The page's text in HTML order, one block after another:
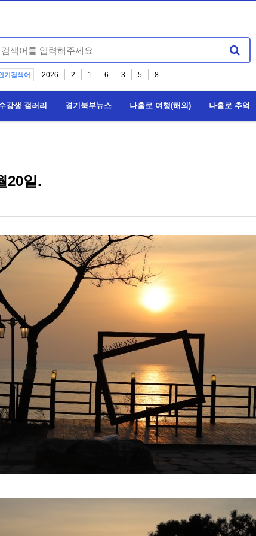
기검색어 2026 2 1 6 3 5 8
강생 갤러리 경기북부뉴스 나홀로 여행(해외) 나홀로 추억
20일.